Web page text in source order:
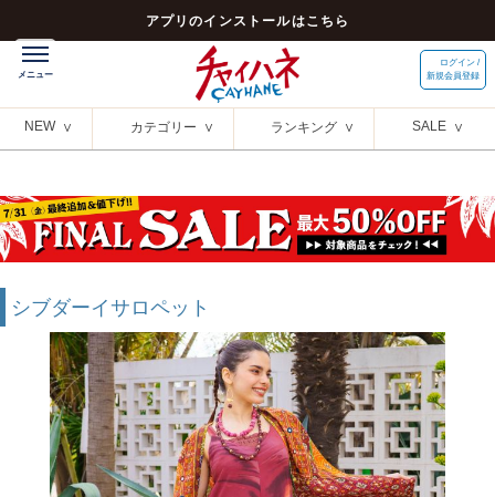
アプリのインストールはこちら
ログイン /
新規会員登録
NEW カテゴリー ランキング SALE
シブダーイサロペット